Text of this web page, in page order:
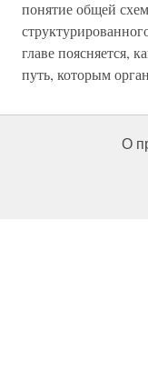
понятие общей
главе поясняется,
путь, которым
О